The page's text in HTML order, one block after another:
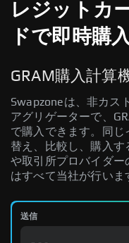
レジットカ
ドで即時購入
GRAM購入計算
Swapzoneは、非カス
アグリゲーターで、
で購入できます。同じ
替え、比較し、購入す
や取引所プロバイダー
はすべて当社が行いま
送信